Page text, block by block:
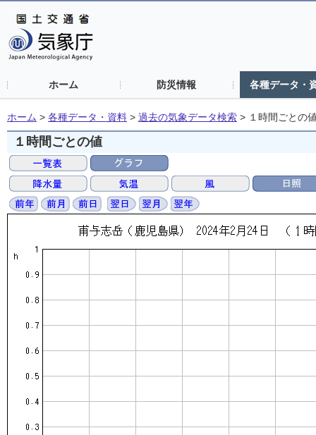
ホーム 防災情報 各種データ・
ホーム > 各種データ・資料 > 過去の気象データ検索 > １時間ごとの
１時間ごとの値